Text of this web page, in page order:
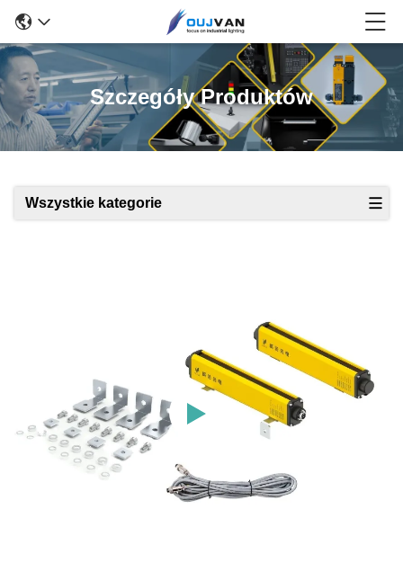
Szczegóły Produktów
Wszystkie kategorie